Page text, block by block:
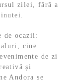
zilei, fără a
de ocazii:
cine
de zi
și
Andora se